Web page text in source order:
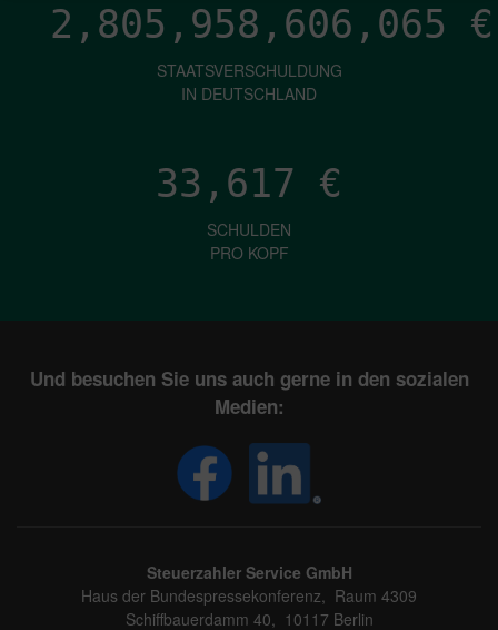
2,805,958,607,335 €
STAATSVERSCHULDUNG
IN DEUTSCHLAND
33,617 €
SCHULDEN
PRO KOPF
Und besuchen Sie uns auch gerne in den sozialen
Medien:
Steuerzahler Service GmbH
Haus der Bundespressekonferenz, Raum 4309
Schiffbauerdamm 40, 10117 Berlin